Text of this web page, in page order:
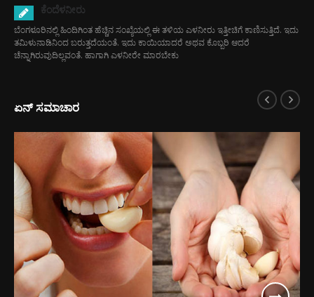
ಕೆಂದೆಳನೀರು
ಬೆಂಗಳೂರಿನಲ್ಲಿ ಹಿಂದಿಗಿಂತ ಹೆಚ್ಚಿನ ಸಂಖ್ಯೆಯಲ್ಲಿ ಈ ತಳಿಯ ಎಳನೀರು ಇತ್ತೀಚಿಗೆ ಕಾಣಿಸುತ್ತಿದೆ. ಇದು
ತಮಿಳುನಾಡಿನಿಂದ ಬರುತ್ತದೆಯಂತೆ. ಇದು ಕಾಯಿಯಾದರೆ ಅಥವ ಕೊಬ್ಬರಿ ಆದರೆ
ಚೆನ್ನಾಗಿರುವುದಿಲ್ಲವಂತೆ. ಹಾಗಾಗಿ ಎಳನೀರೇ ಮಾರಬೇಕು
ಏನ್ ಸಮಾಚಾರ